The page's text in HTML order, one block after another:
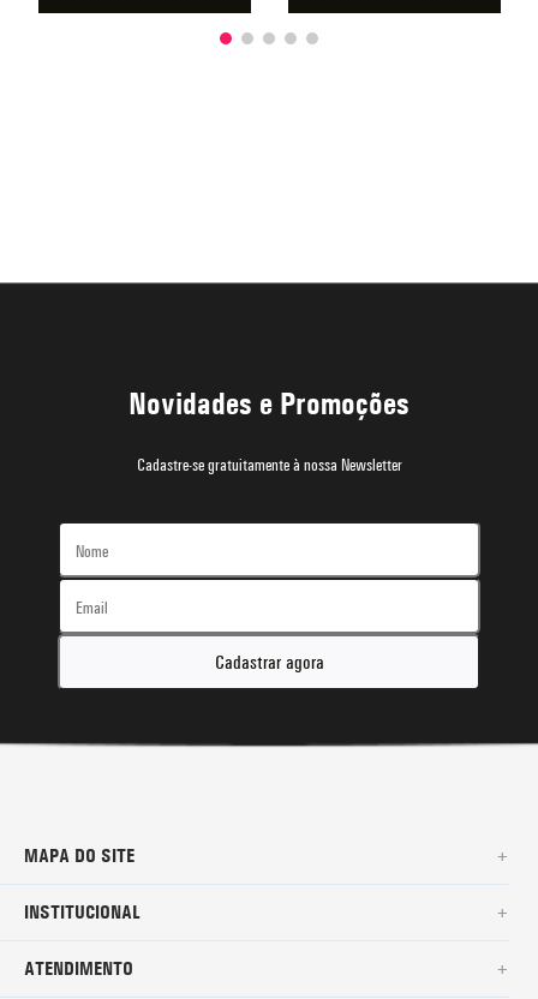
Novidades e Promoções
Cadastre-se gratuitamente à nossa Newsletter
Cadastrar agora
MAPA DO SITE +
SURF
INSTITUCIONAL +
SOBRE NÓS
ATENDIMENTO +